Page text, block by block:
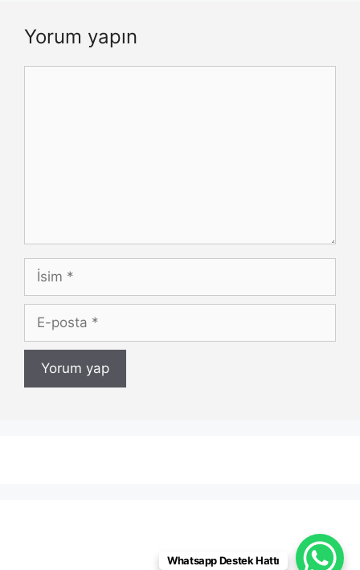
Yorum yapın
İsim
posta
Whatsapp Destek Hattı